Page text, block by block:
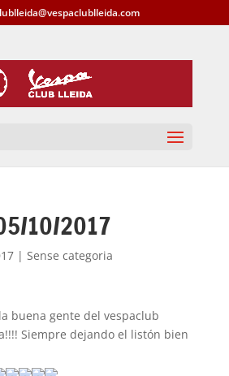
10/2017
| Sense categoria
la buena gente del vespaclub
Siempre dejando el listón bien